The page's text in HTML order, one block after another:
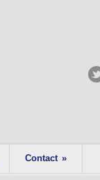
Contact »